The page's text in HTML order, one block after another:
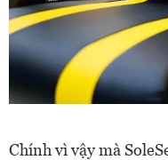
Chính vì vậy mà